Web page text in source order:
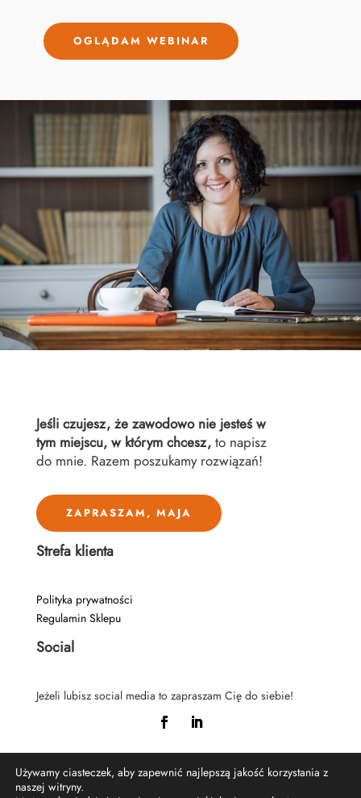
OGLĄDAM WEBINAR
Jeśli czujesz, że zawodowo nie jesteś w
tym miejscu, w którym chcesz,to napisz
do mnie. Razem poszukamy rozwiązań!
ZAPRASZAM, MAJA
Strefa klienta
Polityka prywatności
Regulamin Sklepu
Social
Jeżeli lubisz social media to zapraszam Cię do siebie!
Używamy ciasteczek, aby zapewnić najlepszą jakość korzystania z
naszej witryny.